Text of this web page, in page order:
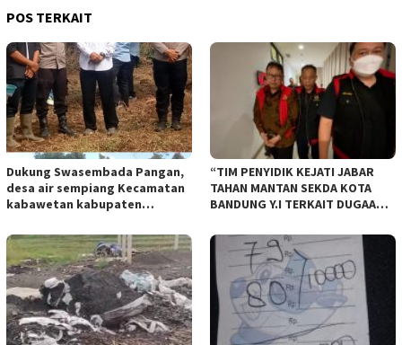
POS TERKAIT
Dukung Swasembada Pangan,
desa air sempiang Kecamatan
kabawetan kabupaten
28 mei 2025
“TIM PENYIDIK KEJATI JABAR
TAHAN MANTAN SEKDA KOTA
BANDUNG Y.I TERKAIT DUGAAN
BANDUNG”.